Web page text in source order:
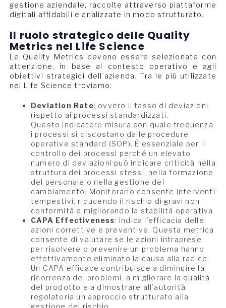
gestione aziendale, raccolte attraverso piattaforme
digitali affidabili e analizzate in modo strutturato.
Il ruolo strategico delle Quality
Metrics nel Life Science
Le Quality Metrics devono essere selezionate con
attenzione, in base al contesto operativo e agli
obiettivi strategici dell’azienda. Tra le più utilizzate
nel Life Science troviamo:
Deviation Rate: ovvero il tasso di deviazioni
rispetto ai processi standardizzati.
Questo indicatore misura con quale frequenza
i processi si discostano dalle procedure
operative standard (SOP). È essenziale per il
controllo dei processi perché un elevato
numero di deviazioni può indicare criticità nella
struttura dei processi stessi, nella formazione
del personale o nella gestione del
cambiamento. Monitorarlo consente interventi
tempestivi, riducendo il rischio di gravi non
conformità e migliorando la stabilità operativa.
CAPA Effectiveness: indica l’efficacia delle
azioni correttive e preventive. Questa metrica
consente di valutare se le azioni intraprese
per risolvere o prevenire un problema hanno
effettivamente eliminato la causa alla radice.
Un CAPA efficace contribuisce a diminuire la
ricorrenza dei problemi, a migliorare la qualità
del prodotto e a dimostrare all’autorità
regolatoria un approccio strutturato alla
gestione del rischio.